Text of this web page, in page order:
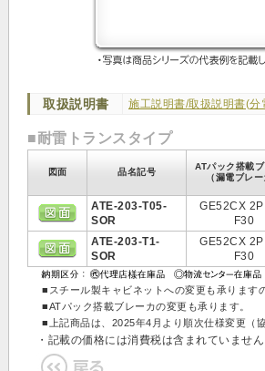
取扱説明書 施工説明書/取扱説明書(分
■耐雷トランスタイプ
図面 品名記号
ATパック搭載
（漏電ブレー
ATE-203-T05-
SOR
GE52CX
F30
ATE-203-T1-
SOR
GE52CX
F30
■スチール製キャビネットへの変更も承ります
■ATパック搭載ブレーカの変更も承ります。
■上記商品は、2025年4月より順次仕様変更（
・記載の価格には消費税は含まれていませ